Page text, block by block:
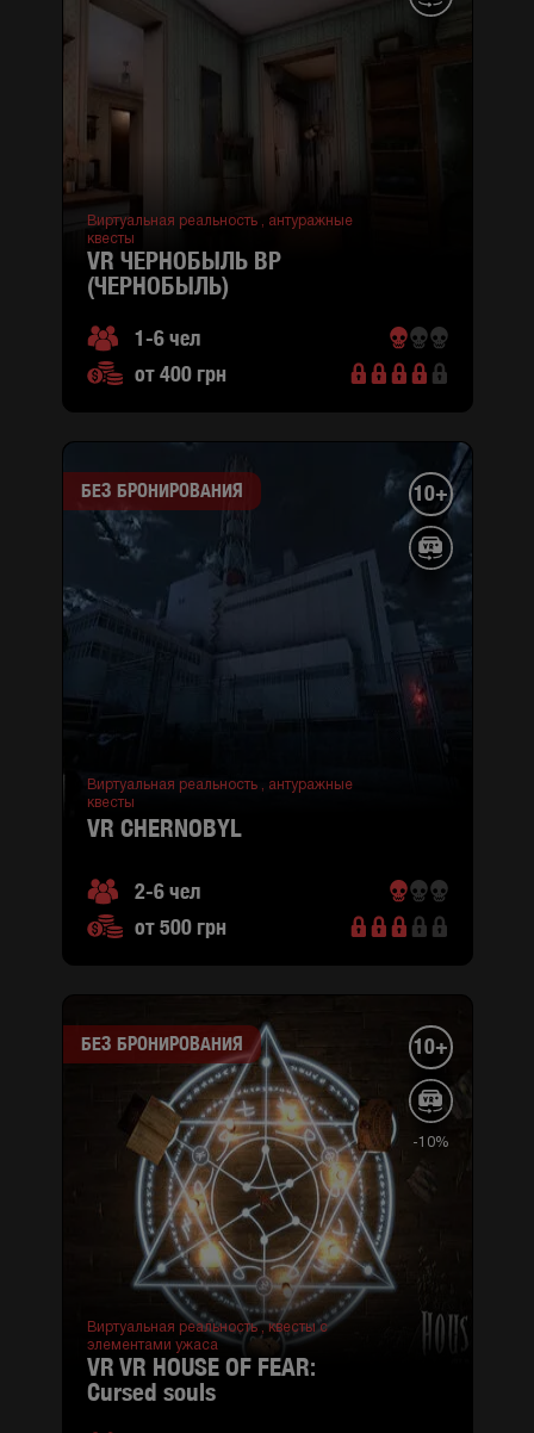
Виртуальная реальность ,
антуражные
квесты
VR ЧЕРНОБЫЛЬ ВР
(ЧЕРНОБЫЛЬ)
1-6 чел
от 400 грн
Притисско-
Никольская,
Оболонский
проспект
Лифаря
(район
Деснянский)
БЕЗ БРОНИРОВАНИЯ 10+
Виртуальная реальность ,
антуражные
квесты
VR CHERNOBYL
2-6 чел
от 500 грн
БЕЗ БРОНИРОВАНИЯ 10+
-10%
Виртуальная реальность ,квесты с
элементами ужаса
VR VR HOUSE OF FEAR:
cursed souls